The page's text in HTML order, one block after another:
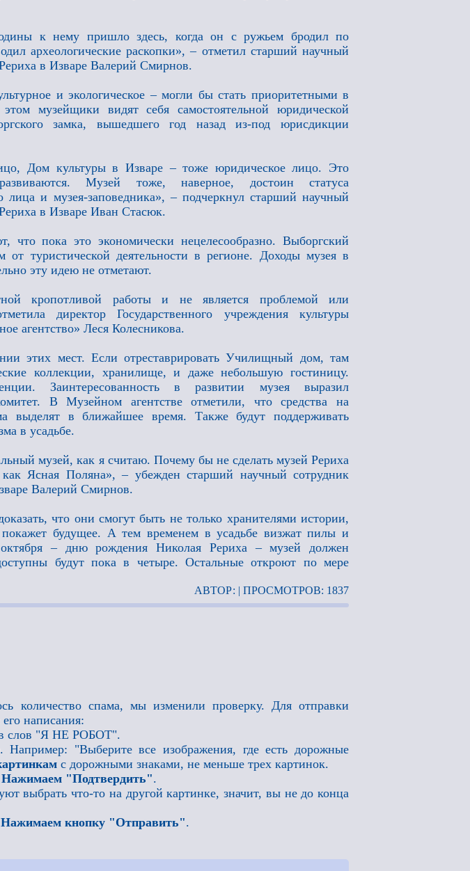
к нему пришло здесь, когда он с ружьем бродил по
археологические раскопки», – отметил старший научный
в Изваре Валерий Смирнов.
и экологическое – могли бы стать приоритетными в
музейщики видят себя самостоятельной юридической
замка, вышедшего год назад из-под юрисдикции
Дом культуры в Изваре – тоже юридическое лицо. Это
Музей тоже, наверное, достоин статуса
лица и музея-заповедника», – подчеркнул старший научный
в Изваре Иван Стасюк.
что пока это экономически нецелесообразно. Выборгский
туристической деятельности в регионе. Доходы музея в
эту идею не отметают.
кропотливой работы и не является проблемой или
директор Государственного учреждения культуры
агентство» Леся Колесникова.
этих мест. Если отреставрировать Училищный дом, там
коллекции, хранилище, и даже небольшую гостиницу.
Заинтересованность в развитии музея выразил
В Музейном агентстве отметили, что средства на
выделят в ближайшее время. Также будут поддерживать
в усадьбе.
музей, как я считаю. Почему бы не сделать музей Рериха
Ясная Поляна», – убежден старший научный сотрудник
Валерий Смирнов.
что они смогут быть не только хранителями истории,
будущее. А тем временем в усадьбе визжат пилы и
– дню рождения Николая Рериха – музей должен
будут пока в четыре. Остальные откроют по мере
АВТОР: | ПРОСМОТРОВ: 1837
количество спама, мы изменили проверку. Для отправки
написания:
слов "Я НЕ РОБОТ".
Например: "Выберите все изображения, где есть дорожные
с дорожными знаками, не меньше трех картинок.
Нажимаем "Подтвердить".
выбрать что-то на другой картинке, значит, вы не до конца
Нажимаем кнопку "Отправить".